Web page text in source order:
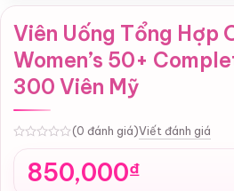
Viên Uống Tổng Hợp
Women’s 50+
300 Viên Mỹ
(0 đánh giá)Viết đánh giá
850,000₫